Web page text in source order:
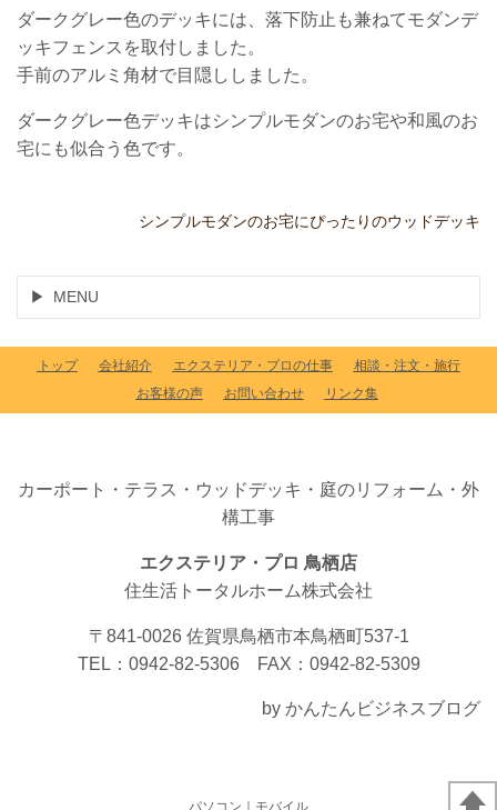
ダークグレー色のデッキには、落下防止も兼ねてモダンデ
ッキフェンスを取付しました。
手前のアルミ角材で目隠ししました。
ダークグレー色デッキはシンプルモダンのお宅や和風のお
宅にも似合う色です。
シンプルモダンのお宅にぴったりのウッドデッキ
MENU
トップ 会社紹介 エクステリア・プロの仕事
相談・注文・施行
お客様の声
お問い合わせ リンク集
カーポート・テラス・ウッドデッキ・庭のリフォーム・外
構工事
エクステリア・プロ 鳥栖店
住生活トータルホーム株式会社
〒841-0026 佐賀県鳥栖市本鳥栖町537-1
TEL：0942-82-5306 FAX：0942-82-5309
by かんたんビジネスブログ
パソコン ｜モバイル